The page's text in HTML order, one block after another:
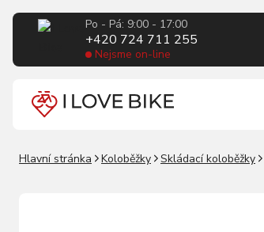
Po - Pá: 9:00 - 17:00
+420 724 711 255
Nejsme on-line
Hlavní stránka Koloběžky Skládací koloběžky